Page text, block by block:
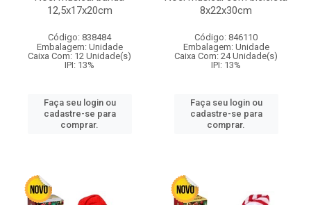
12,5x17x20cm
Código: 838484
Embalagem: Unidade
Caixa Com: 12 Unidade(s)
IPI: 13%
Faça seu login ou
cadastre-se para
comprar.
8x22x30cm
Código: 846110
Embalagem: Unidade
Caixa Com: 24 Unidade(s)
IPI: 13%
Faça seu login ou
cadastre-se para
comprar.